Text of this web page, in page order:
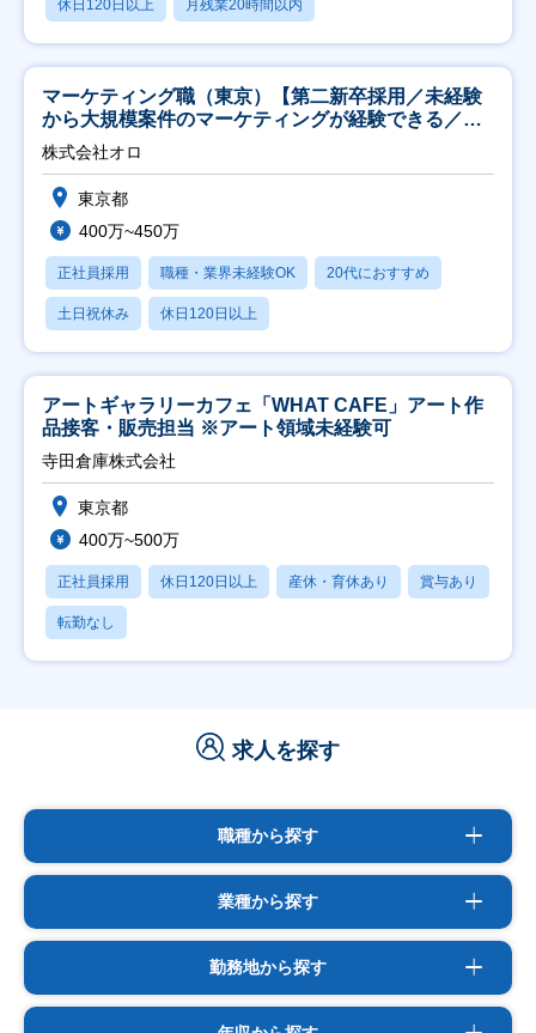
休日120日以上 月残業20時間以内
マーケティング職（東京）【第二新卒採用／未経験
から大規模案件のマーケティングが経験できる／研
修充実】
株式会社オロ
東京都
400万~450万
正社員採用 職種・業界未経験OK 20代におすすめ
土日祝休み 休日120日以上
アートギャラリーカフェ「WHAT CAFE」アート作
品接客・販売担当 ※アート領域未経験可
寺田倉庫株式会社
東京都
400万~500万
正社員採用 休日120日以上 産休・育休あり 賞与あり
転勤なし
求人を探す
職種から探す
業種から探す
勤務地から探す